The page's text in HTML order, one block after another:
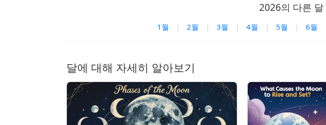
2026의 다른 달
1월 | 2월 | 3월 | 4월 | 5월 | 6월
달에 대해 자세히 알아보기